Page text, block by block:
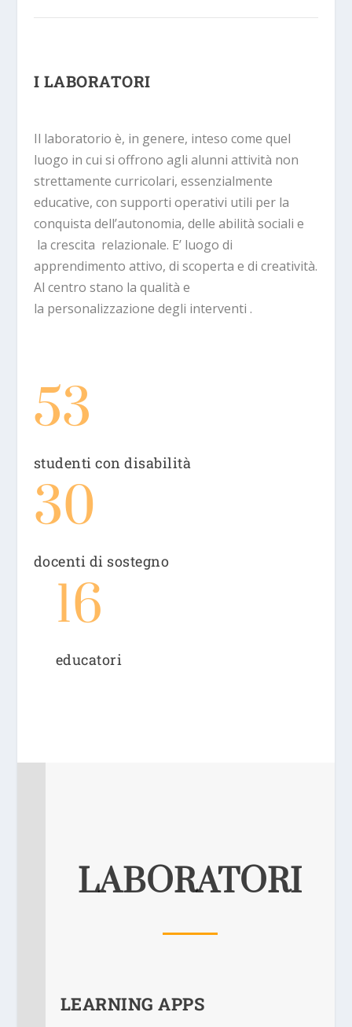
I LABORATORI
Il laboratorio è, in genere, inteso come quel
luogo in cui si offrono agli alunni attività non
strettamente curricolari, essenzialmente
educative, con supporti operativi utili per la
conquista dell’autonomia, delle abilità sociali e
la crescita relazionale. E’ luogo di
apprendimento attivo, di scoperta e di creatività.
Al centro stano la qualità e
la personalizzazione degli interventi .
53
studenti con disabilità
30
docenti di sostegno
16
educatori
LABORATORI
LEARNING APPS